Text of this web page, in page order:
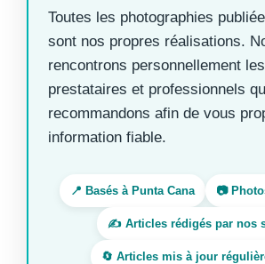
Toutes les photographies
sont nos propres réalisations.
rencontrons personnellement
prestataires et professionnels
recommandons afin de vous
information fiable.
📍 Basés à Punta Cana 📷
✍️ Articles rédigés par nos
🔄 Articles mis à jour